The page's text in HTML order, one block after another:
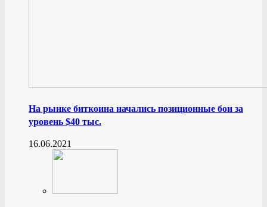
На рынке биткоина начались позиционные бои за
уровень $40 тыс.
16.06.2021